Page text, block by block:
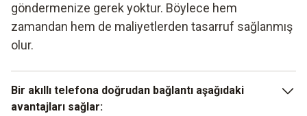
göndermenize gerek yoktur. Böylece hem
zamandan hem de maliyetlerden tasarruf sağlanmış
olur.
Bir akıllı telefona doğrudan bağlantı aşağıdaki
avantajları sağlar: